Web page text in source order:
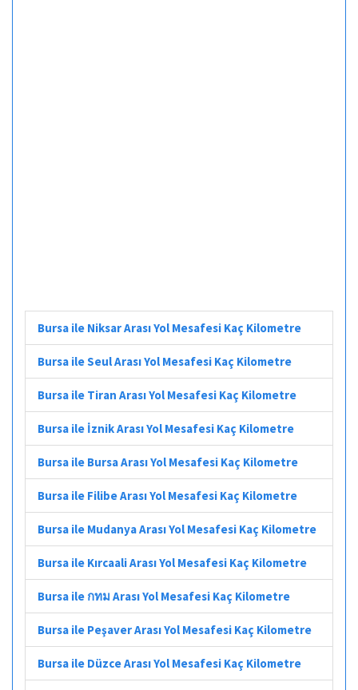
Bursa ile Niksar Arası Yol Mesafesi Kaç Kilometre
Bursa ile Seul Arası Yol Mesafesi Kaç Kilometre
Bursa ile Tiran Arası Yol Mesafesi Kaç Kilometre
Bursa ile İznik Arası Yol Mesafesi Kaç Kilometre
Bursa ile Bursa Arası Yol Mesafesi Kaç Kilometre
Bursa ile Filibe Arası Yol Mesafesi Kaç Kilometre
Bursa ile Mudanya Arası Yol Mesafesi Kaç Kilometre
Bursa ile Kırcaali Arası Yol Mesafesi Kaç Kilometre
Bursa ile กทม Arası Yol Mesafesi Kaç Kilometre
Bursa ile Peşaver Arası Yol Mesafesi Kaç Kilometre
Bursa ile Düzce Arası Yol Mesafesi Kaç Kilometre